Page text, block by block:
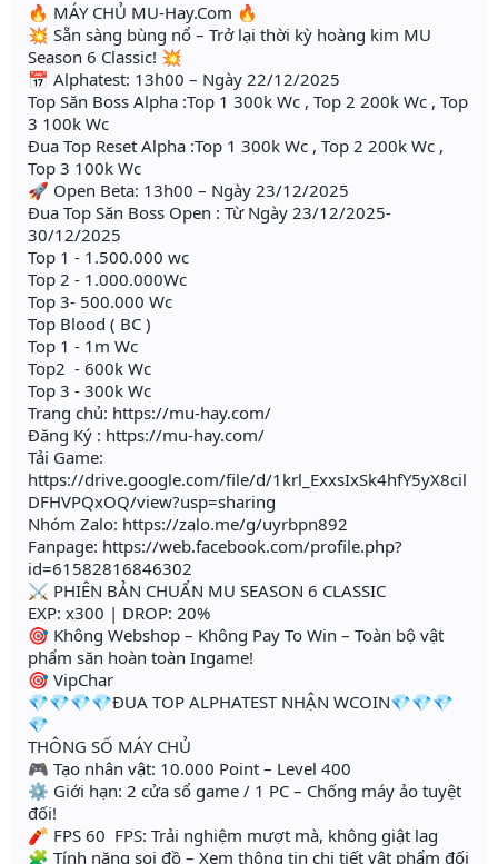
🔥 MÁY CHỦ MU-Hay.Com 🔥
💥 Sẵn sàng bùng nổ – Trở lại thời kỳ hoàng kim MU
Season 6 Classic! 💥
📅 Alphatest: 13h00 – Ngày 22/12/2025
Top Săn Boss Alpha :Top 1 300k Wc , Top 2 200k Wc , Top
3 100k Wc
Đua Top Reset Alpha :Top 1 300k Wc , Top 2 200k Wc ,
Top 3 100k Wc
🚀 Open Beta: 13h00 – Ngày 23/12/2025
Đua Top Săn Boss Open : Từ Ngày 23/12/2025-
30/12/2025
Top 1 - 1.500.000 wc
Top 2 - 1.000.000Wc
Top 3- 500.000 Wc
Top Blood ( BC )
Top 1 - 1m Wc
Top2 - 600k Wc
Top 3 - 300k Wc
Trang chủ: https://mu-hay.com/
Đăng Ký : https://mu-hay.com/
Tải Game:
https://drive.google.com/file/d/1krl_ExxsIxSk4hfY5yX8cil
DFHVPQxOQ/view?usp=sharing
Nhóm Zalo: https://zalo.me/g/uyrbpn892
Fanpage: https://web.facebook.com/profile.php?
id=61582816846302
⚔️ PHIÊN BẢN CHUẨN MU SEASON 6 CLASSIC
EXP: x300 | DROP: 20%
🎯 Không Webshop – Không Pay To Win – Toàn bộ vật
phẩm săn hoàn toàn Ingame!
🎯 VipChar
💎💎💎💎ĐUA TOP ALPHATEST NHẬN WCOIN💎💎💎
💎
THÔNG SỐ MÁY CHỦ
🎮 Tạo nhân vật: 10.000 Point – Level 400
⚙️ Giới hạn: 2 cửa sổ game / 1 PC – Chống máy ảo tuyệt
đối!
🧨 FPS 60 FPS: Trải nghiệm mượt mà, không giật lag
🧩 Tính năng soi đồ – Xem thông tin chi tiết vật phẩm đối